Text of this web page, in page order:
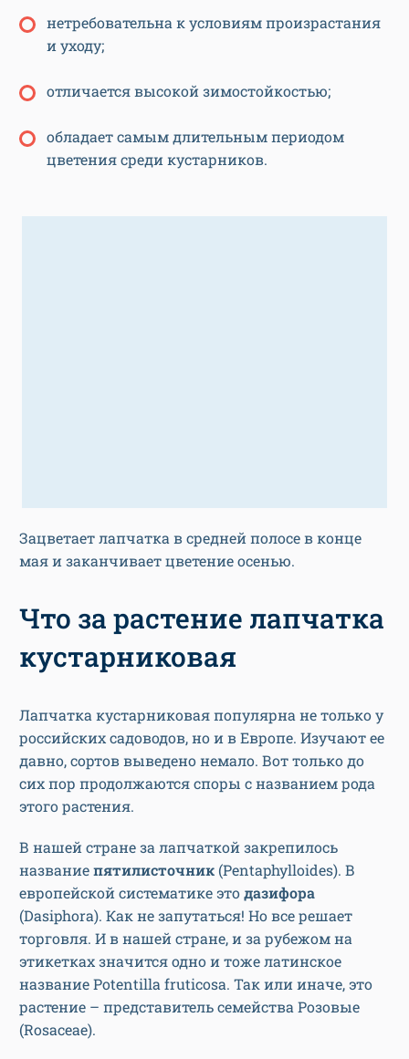
нетребовательна к условиям произрастания
и уходу;
отличается высокой зимостойкостью;
обладает самым длительным периодом
цветения среди кустарников.
Зацветает лапчатка в средней полосе в конце
мая и заканчивает цветение осенью.
Что за растение лапчатка
кустарниковая
Лапчатка кустарниковая популярна не только у
российских садоводов, но и в Европе. Изучают ее
давно, сортов выведено немало. Вот только до
сих пор продолжаются споры с названием рода
этого растения.
В нашей стране за лапчаткой закрепилось
названиепятилисточник (Pentaphylloides). В
европейской систематике этодазифора
(Dasiphora). Как не запутаться! Но все решает
торговля. И в нашей стране, и за рубежом на
этикетках значится одно и тоже латинское
название Potentilla fruticosa. Так или иначе, это
растение – представитель семейства Розовые
(Rosaceae).